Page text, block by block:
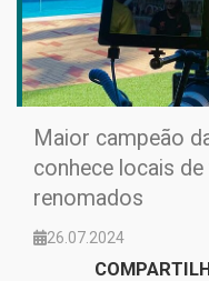
Maior campeão
conhece locais
renomados
26.07.2024